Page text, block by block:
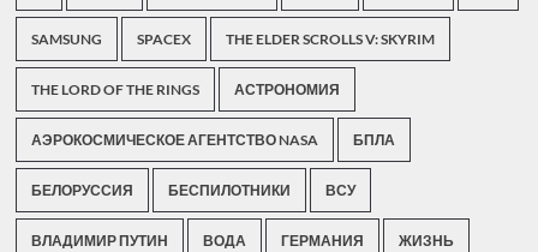
SAMSUNG SPACEX THE ELDER SCROLLS V: SKYRIM
THE LORD OF THE RINGS АСТРОНОМИЯ
АЭРОКОСМИЧЕСКОЕ АГЕНТСТВО NASA БПЛА
БЕЛОРУССИЯ БЕСПИЛОТНИКИ ВСУ
ВЛАДИМИР ПУТИН ВОДА ГЕРМАНИЯ ЖИЗНЬ